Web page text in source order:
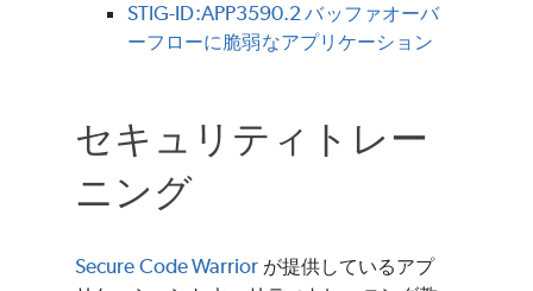
STIG-ID:APP3590.2 バッファオーバ
ーフローに脆弱なアプリケーション
セキュリティトレー
ニング
Secure Code Warrior が提供しているアプ